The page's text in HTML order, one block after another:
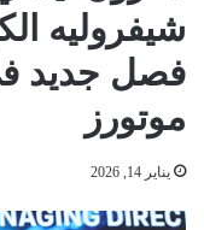
شيفروليه
فصل جديد
موتورز
يناير 14, 2026